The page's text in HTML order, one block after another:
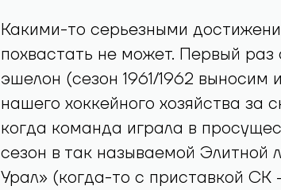
Какими-то серьезными
похвастать не может. Первый
эшелон (сезон 1961/1962 выносим
нашего хоккейного хозяйства за
когда команда играла в
сезон в так называемой Элитной
Урал» (когда-то с приставкой СК